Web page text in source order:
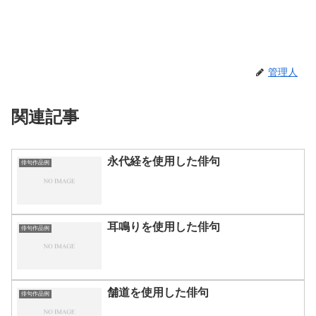
管理人
関連記事
俳句作品例 永代経を使用した俳句
俳句作品例 耳鳴りを使用した俳句
俳句作品例 舗道を使用した俳句